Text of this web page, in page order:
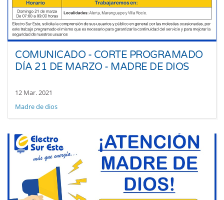
COMUNICADO - CORTE PROGRAMADO
DÍA 21 DE MARZO - MADRE DE DIOS
12 Mar. 2021
Madre de dios